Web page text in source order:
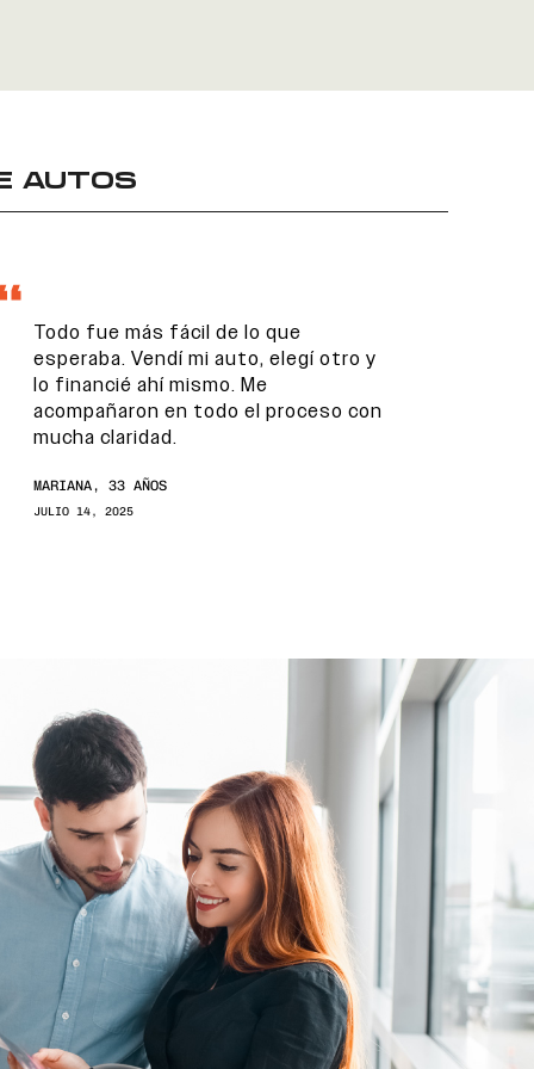
AUTOS
Todo fue más fácil de lo que
esperaba. Vendí mi auto, elegí otro y
lo financié ahí mismo. Me
acompañaron en todo el proceso con
mucha claridad.
MARIANA, 33 AÑOS
JULIO 14, 2025